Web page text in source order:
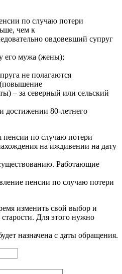
по случаю потери
чем к
овдовевший супруг
его мужа (жены);
не полагаются
– за северный или сельский
достижении 80-летнего
пенсии по случаю потери
на иждивении на дату
Работающие
пенсии по случаю потери
изменить свой выбор и
Для этого нужно
назначена с даты обращения.